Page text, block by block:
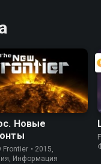
Новые
Frontier • 2015,
Информация